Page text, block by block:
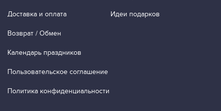
Доставка и оплата
Возврат / Обмен
Календарь праздников
Пользовательское соглашение
Политика конфиденциальности
Идеи подарков